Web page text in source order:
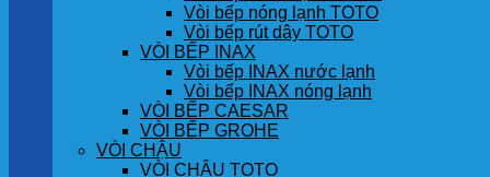
Vòi bếp nóng lạnh TOTO
Vòi bếp rút dây TOTO
VÒI BẾP INAX
Vòi bếp INAX nước lạnh
Vòi bếp INAX nóng lạnh
VÒI BẾP CAESAR
VÒI BẾP GROHE
VÒI CHẬU
VÒI CHẬU TOTO